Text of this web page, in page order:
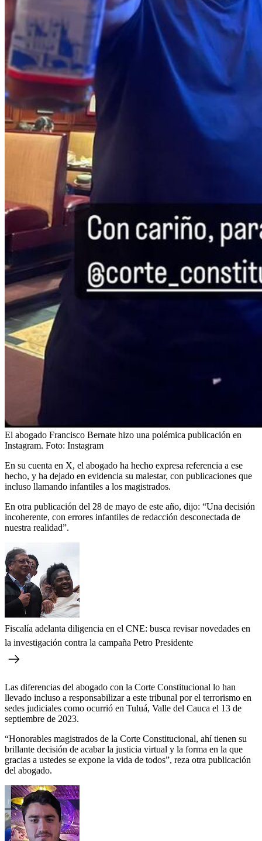
El abogado Francisco Bernate hizo una polémica publicación en
Instagram. Foto: Instagram
En su cuenta en X, el abogado ha hecho expresa referencia a ese
hecho, y ha dejado en evidencia su malestar, con publicaciones que
incluso llamando infantiles a los magistrados.
En otra publicación del 28 de mayo de este año, dijo: “Una decisión
incoherente, con errores infantiles de redacción desconectada de
nuestra realidad”.
Fiscalía adelanta diligencia en el CNE: busca revisar novedades en
la investigación contra la campaña Petro Presidente
Las diferencias del abogado con la Corte Constitucional lo han
llevado incluso a responsabilizar a este tribunal por el terrorismo en
sedes judiciales como ocurrió en Tuluá, Valle del Cauca el 13 de
septiembre de 2023.
“Honorables magistrados de la Corte Constitucional, ahí tienen su
brillante decisión de acabar la justicia virtual y la forma en la que
gracias a ustedes se expone la vida de todos”, reza otra publicación
del abogado.